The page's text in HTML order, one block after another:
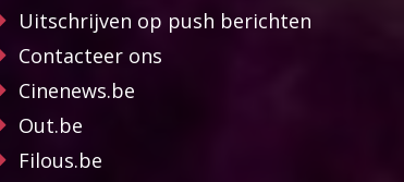
Uitschrijven op push berichten
Contacteer ons
Cinenews.be
Out.be
Filous.be